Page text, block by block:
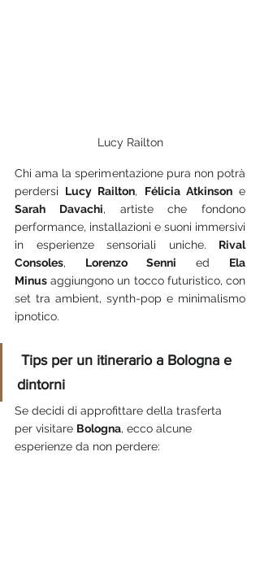
Lucy Railton
Chi ama la sperimentazione pura non potrà
perdersi Lucy Railton, Félicia Atkinson
Sarah Davachi, artiste che fondono
performance, installazioni e suoni immersivi
in esperienze sensoriali uniche. Rival
Consoles, Lorenzo Senni ed Ela
Minus aggiungono un tocco futuristico, con
set tra ambient, synth-pop e minimalismo
ipnotico.
dintorni
Se decidi di approfittare della trasferta
per visitare Bologna, ecco alcune
esperienze da non perdere: